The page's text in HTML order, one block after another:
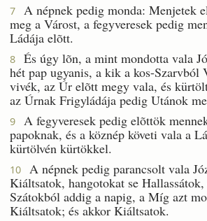
7
A népnek pedig monda: Menjetek
meg a Várost, a fegyveresek pedig
Ládája elõtt.
8
És úgy lõn, a mint mondotta vala
hét pap ugyanis, a kik a kos-Szarvból
vivék, az Úr elõtt megy vala, és
az Úrnak Frigyládája pedig Utánok
9
A fegyveresek pedig elõttök
papoknak, és a köznép követi vala a
kürtölvén kürtökkel.
10
A népnek pedig parancsolt vala
Kiáltsatok, hangotokat se
Szátokból addig a napig, a Míg azt
Kiáltsatok; és akkor Kiáltsatok.